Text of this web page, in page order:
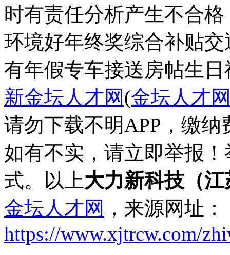
时有责任分析产生不合格
环境好年终奖综合补贴交
有年假专车接送 房帖生日
新金坛人才网(金坛人才
请勿下载不明APP，缴
如有不实，请立即举报
式。以上大力新科技（
金坛人才网 ，来源网址：
https://www.xjtrcw.com/